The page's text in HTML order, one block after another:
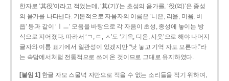
한자로 ‘其役’이라고 적었는데, ‘其(기)’는 초성의 음가를, ‘役(역)’은 종성
의 음가를 나타낸다. 기본적으로 자음자의 이름은 ‘니은, 리을, 미음, 비
읍’ 등과 같이 ‘ㅣㅡ’ 모음을 바탕으로 각 자음이 초성, 종성에 놓이는 방
식으로 지어졌다. 따라서 ‘ㄱ, ㄷ, ㅅ’도 ‘기윽, 디읃, 시읏’으로 해야 나머지
글자와 이름 표기에서 일관성이 있겠지만 “낫 놓고 기역 자도 모른다.”라
는 속담에서처럼 전통적으로 쓰여 온 것이므로 그대로 유지하였다.
[붙임 1] 한글 자모 스물넉 자만으로 적을 수 없는 소리들을 적기 위하여,